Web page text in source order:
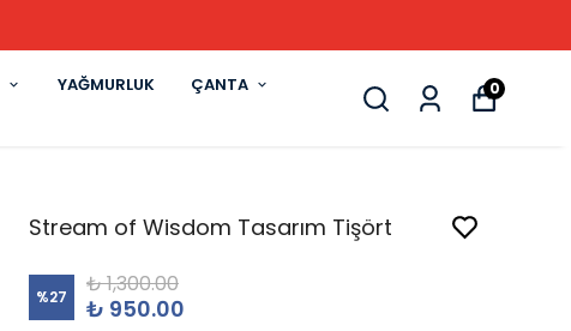
YAĞMURLUK
ÇANTA
0
Stream of Wisdom Tasarım Tişört
%27 ₺ 1,300.00
₺ 950.00